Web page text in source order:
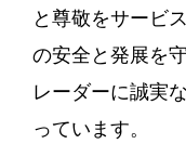
と尊敬をサービ
の安全と発展を
レーダーに誠実
っています。